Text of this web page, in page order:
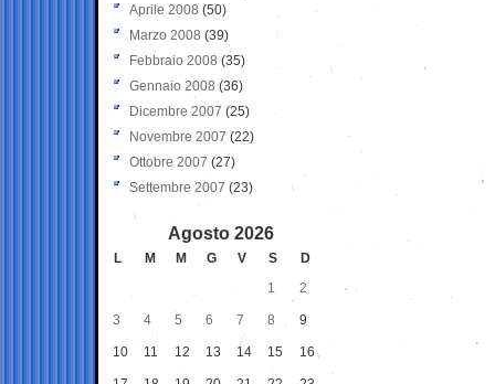
Aprile 2008 (50)
Marzo 2008 (39)
Febbraio 2008 (35)
Gennaio 2008 (36)
Dicembre 2007 (25)
Novembre 2007 (22)
Ottobre 2007 (27)
Settembre 2007 (23)
Agosto 2026
L M M G V S
D
1
2
3 4 5 6 7 8 9
10 11 12 13 14 15 16